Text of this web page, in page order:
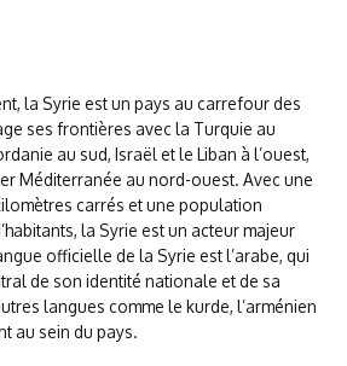
la Syrie est un pays au carrefour des
ses frontières avec la Turquie au
au sud, Israël et le Liban à l’ouest,
Méditerranée au nord-ouest. Avec une
carrés et une population
la Syrie est un acteur majeur
officielle de la Syrie est l’arabe, qui
de son identité nationale et de sa
langues comme le kurde, l’arménien
au sein du pays.